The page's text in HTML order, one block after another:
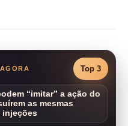
Top 3
“imitar” a ação do
as mesmas
injeções